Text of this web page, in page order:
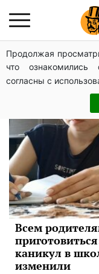
Продолжая
что
согласны с
дети
Всем
каникул в
изменили